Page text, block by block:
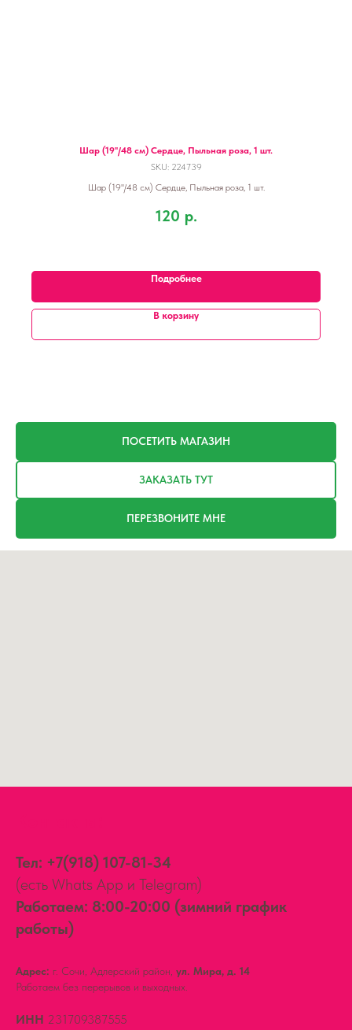
Шар (19''/48 см) Сердце, Пыльная роза, 1 шт.
SKU: 224739
Шар (19''/48 см) Сердце, Пыльная роза, 1 шт.
120 р.
Подробнее
В корзину
ПОСЕТИТЬ МАГАЗИН
ЗАКАЗАТЬ ТУТ
ПЕРЕЗВОНИТЕ МНЕ
Тел: +7(918) 107-81-34
(есть Whats App и Telegram)
Работаем: 8:00-20:00 (зимний график
работы)
Адрес: г. Сочи, Адлерский район, ул. Мира, д. 14
Работаем без перерывов и выходных.
ИНН 231709387555